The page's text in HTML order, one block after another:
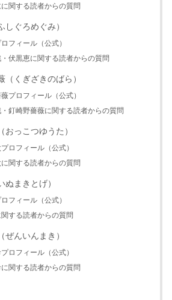
関する読者からの質問
しぐろめぐみ）
フィール（公式）
伏黒恵に関する読者からの質問
（くぎざきのばら）
プロフィール（公式）
釘崎野薔薇に関する読者からの質問
おっこつゆうた）
ロフィール（公式）
関する読者からの質問
ぬまきとげ）
フィール（公式）
する読者からの質問
ぜんいんまき）
ロフィール（公式）
関する読者からの質問